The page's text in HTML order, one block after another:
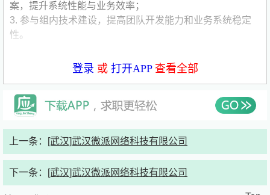
案，提升系统性能与业务效率；
3. 参与组内技术建设，提高团队开发能力和业务系统稳定
性。
等相关专业；
2. 具备扎实的计算机基础，理解操作系统核心概念（如进
3. 熟悉计算机网络原理，了解 TCP/IP、HTTP/HTTPS、
的代码风格与工程化意识；
登录 或 打开APP查看全部
上一条： [武汉]武汉微派网络科技有限公司
下一条： [武汉]武汉微派网络科技有限公司